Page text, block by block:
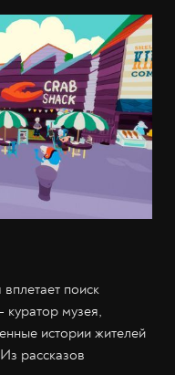
поиск
музея,
истории жителей
рассказов